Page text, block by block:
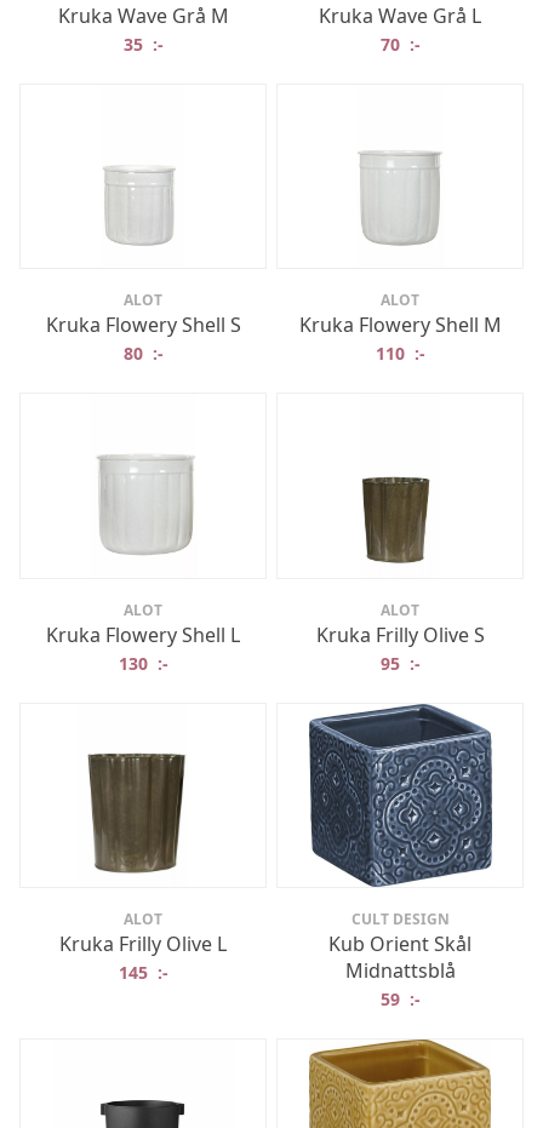
Kruka Wave Grå M
35 :-
Kruka Wave Grå L
70 :-
ALOT
Kruka Flowery Shell S
80 :-
ALOT
Kruka Flowery Shell M
110 :-
ALOT
Kruka Flowery Shell L
130 :-
ALOT
Kruka Frilly Olive S
95 :-
ALOT
Kruka Frilly Olive L
145 :-
CULT DESIGN
Kub Orient Skål
Midnattsblå
59 :-